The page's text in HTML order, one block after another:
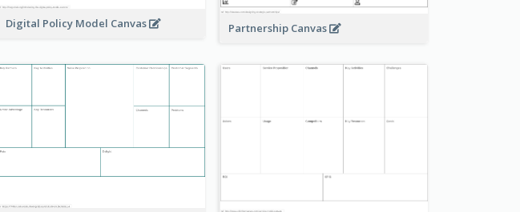
Digital Policy Model Canvas
Partnership Canvas